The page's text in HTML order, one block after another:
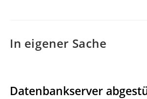
In eigener Sache
Datenbankserver